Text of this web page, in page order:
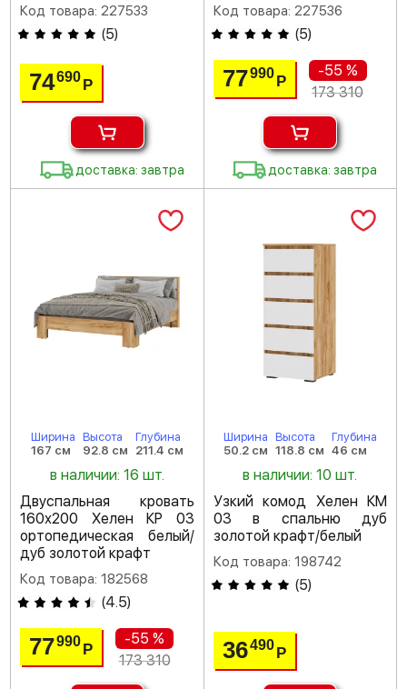
Код товара: 227533
(5)
74690Р
доставка: завтра
Код товара: 227536
(5)
77990 Р
-55 %
173 310
доставка: завтра
Ширина
167 см
Высота
92.8 см
Глубина
211.4 см
в наличии: 16 шт.
Двуспальная кровать
160х200 Хелен КР 03
ортопедическая белый/
дуб золотой крафт
Код товара: 182568
(4.5)
77990Р
-55 %
173 310
Ширина
50.2 см
Высота
118.8 см
Глубина
46 см
в наличии: 10 шт.
Узкий комод Хелен КМ
03 в спальню дуб
золотой крафт/белый
Код товара: 198742
(5)
36490 Р